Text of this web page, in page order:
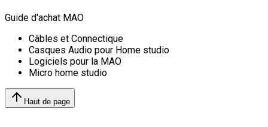
Guide d'achat MAO
Câbles et Connectique
Casques Audio pour Home studio
Logiciels pour la MAO
Micro home studio
Haut de page